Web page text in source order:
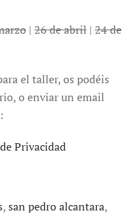
| 26 de abril | 24 de
el taller, os podéis
o enviar un email
:
Privacidad
,san pedro alcantara,